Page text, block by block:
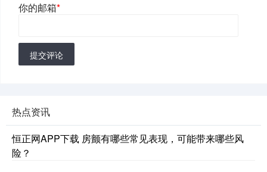
你的邮箱*
提交评论
热点资讯
恒正网APP下载 房颤有哪些常见表现，可能带来哪些风
险？